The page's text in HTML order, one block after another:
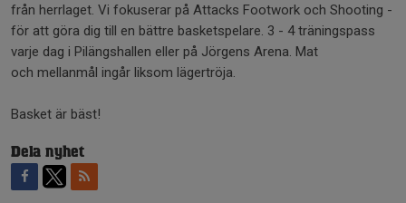
från herrlaget. Vi fokuserar på Attacks Footwork och Shooting -
för att göra dig till en bättre basketspelare. 3 - 4 träningspass
varje dag i Pilängshallen eller på Jörgens Arena. Mat
och mellanmål ingår liksom lägertröja.
Basket är bäst!
Dela nyhet